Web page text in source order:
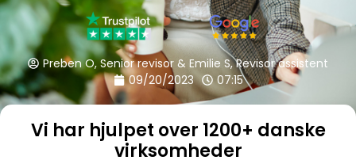
Preben O, Senior revisor & Emilie S, Revisor assistent
09/20/2023
07:15
Vi har hjulpet over 1200+ danske
virksomheder